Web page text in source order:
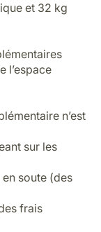
et 32 kg
l’espace
n’est
sur les
soute (des
frais